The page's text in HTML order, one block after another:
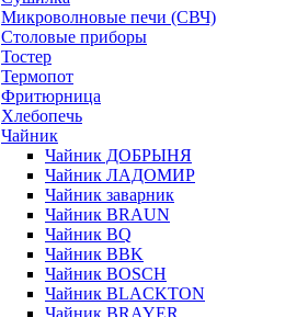
Микроволновые печи (СВЧ)
Столовые приборы
Тостер
Термопот
Фритюрница
Хлебопечь
Чайник
Чайник ДОБРЫНЯ
Чайник ЛАДОМИР
Чайник заварник
Чайник BRAUN
Чайник BQ
Чайник BBK
Чайник BOSCH
Чайник BLACKTON
Чайник BRAYER